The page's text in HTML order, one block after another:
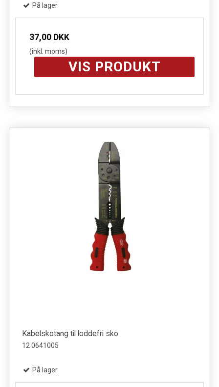
På lager
37,00 DKK
(inkl. moms)
VIS PRODUKT
Kabelskotang til loddefri sko
12 0641005
På lager